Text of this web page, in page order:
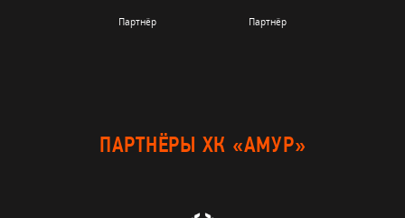
Партнёр Партнёр
ПАРТНЁРЫ ХК «АМУР»